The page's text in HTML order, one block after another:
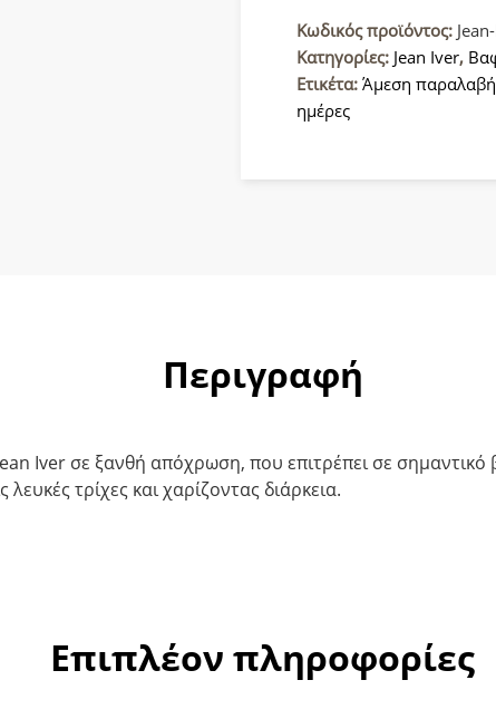
Color
Βαφή
μαλλιών
9.1
Κωδικός προϊόντος:
Κατηγορίες: Jean Iver,
Ετικέτα: Άμεση
ημέρες
Περιγραφή
Iver σε ξανθή απόχρωση, που επιτρέπει σε
τρίχες και χαρίζοντας διάρκεια.
Επιπλέον πληροφορίες